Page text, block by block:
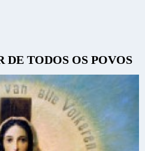
TODOS OS POVOS